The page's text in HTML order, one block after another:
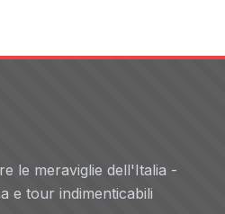
le meraviglie dell'Italia -
e tour indimenticabili